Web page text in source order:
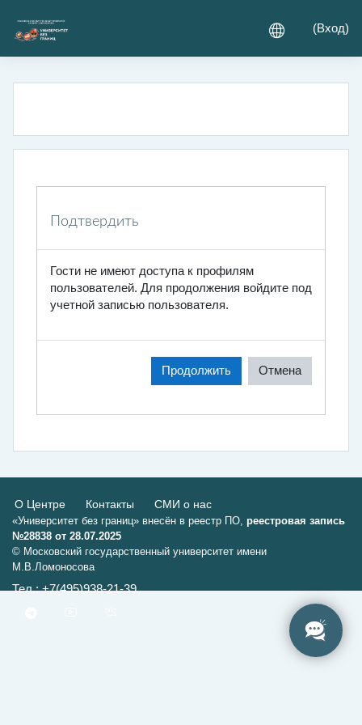
(Вход)
Подтвердить
Гости не имеют доступа к профилям
пользователей. Для продолжения войдите под
учетной записью пользователя.
Продолжить Отмена
О Центре Контакты СМИ о нас
«Университет без границ» внесён в реестр ПО, реестровая запись
№28838 от 28.07.2025
© Московский государственный университет имени
М.В.Ломоносова
Тел.: +7(495)938-21-39